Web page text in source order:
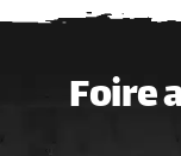
Foire